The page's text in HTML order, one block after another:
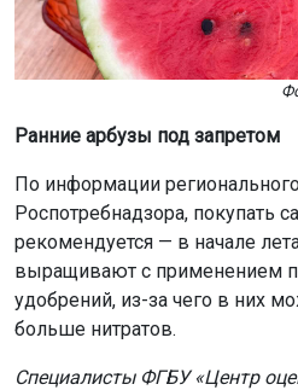
Ранние арбузы под запретом
По информации
Роспотребнадзора, покупать
рекомендуется — в начале
выращивают с применением
удобрений, из-за чего в них
больше нитратов.
Специалисты ФГБУ «Центр